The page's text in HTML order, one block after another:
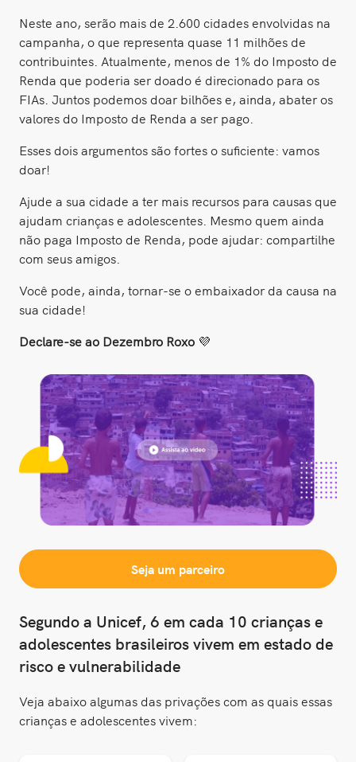
Neste ano, serão mais de 2.600 cidades envolvidas na
campanha, o que representa quase 11 milhões de
contribuintes. Atualmente, menos de 1% do Imposto de
Renda que poderia ser doado é direcionado para os
FIAs. Juntos podemos doar bilhões e, ainda, abater os
valores do Imposto de Renda a ser pago.
Esses dois argumentos são fortes o suficiente: vamos
doar!
Ajude a sua cidade a ter mais recursos para causas que
ajudam crianças e adolescentes. Mesmo quem ainda
não paga Imposto de Renda, pode ajudar: compartilhe
com seus amigos.
Você pode, ainda, tornar-se o embaixador da causa na
sua cidade!
Declare-se ao Dezembro Roxo 💜
Seja um parceiro
Segundo a Unicef, 6 em cada 10 crianças e
adolescentes brasileiros vivem em estado de
risco e vulnerabilidade
Veja abaixo algumas das privações com as quais essas
crianças e adolescentes vivem: